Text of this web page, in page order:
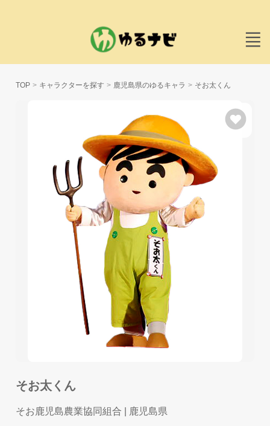
TOP キャラクターを探す 鹿児島県のゆるキャラ そお太くん
そお太くん
そお鹿児島農業協同組合 | 鹿児島県